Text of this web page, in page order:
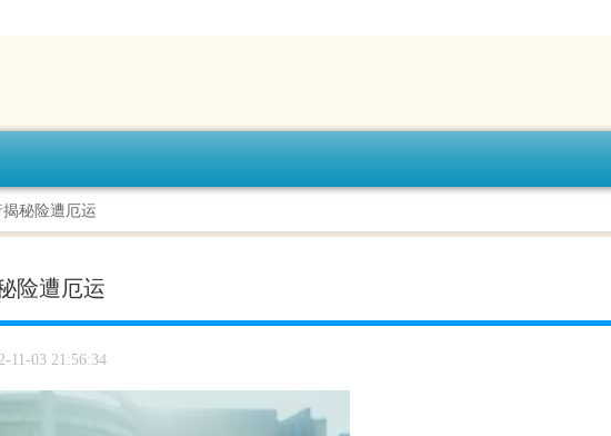
秘险遭厄运
险遭厄运
11-03 21:56:34